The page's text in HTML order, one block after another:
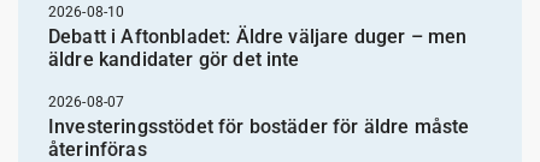
2026-08-10
Debatt i Aftonbladet: Äldre väljare duger – men
äldre kandidater gör det inte
2026-08-07
Investeringsstödet för bostäder för äldre måste
återinföras